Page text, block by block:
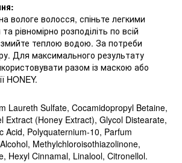
вологе волосся, спіньте легкими
рівномірно розподіліть по всій
теплою водою. За потреби
Для максимального результату
разом із маскою або
HONEY.
Laureth Sulfate, Cocamidopropyl Betaine,
Extract (Honey Extract), Glycol Distearate,
Acid, Polyquaternium-10, Parfum
Methylchloroisothiazolinone,
Hexyl Cinnamal, Linalool, Citronellol.